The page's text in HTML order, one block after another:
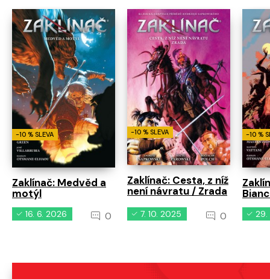
-10 % SLEVA
Zaklínač: Medvěd a
motýl
16. 6. 2026 0
-10 % SLEVA
Zaklínač: Cesta, z níž
není návratu / Zrada
7. 10. 2025 0
-10 %